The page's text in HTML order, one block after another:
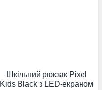
Шкільний рюкзак Pixel
Kids Black з LED-екраном